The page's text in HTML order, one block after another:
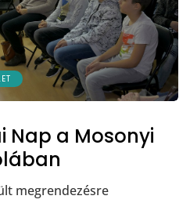
Nap a Mosonyi
megrendezésre